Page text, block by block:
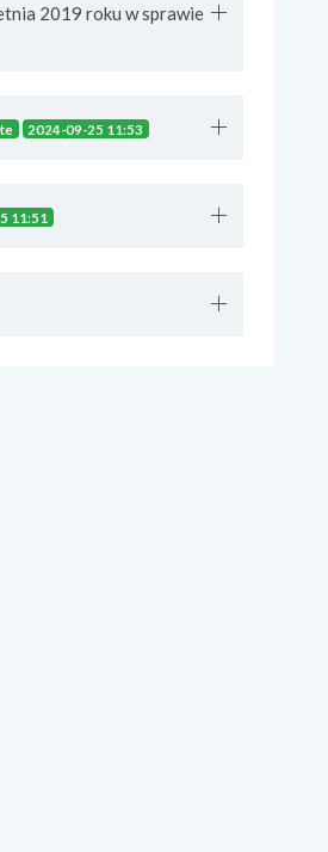
2019 roku w sprawie
2024-09-25 11:53
11:51